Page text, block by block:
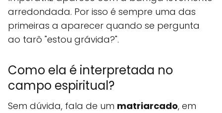
arredondada. Por isso é sempre uma das
primeiras a aparecer quando se pergunta
ao tarô "estou grávida?".
Como ela é interpretada no
campo espiritual?
Sem dúvida, fala de um matriarcado, em